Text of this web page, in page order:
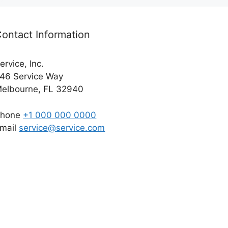
Information
Inc.
Service Way
FL 32940
+1 000 000 0000
service@service.com